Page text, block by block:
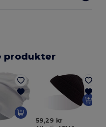
produkter
59,29 kr